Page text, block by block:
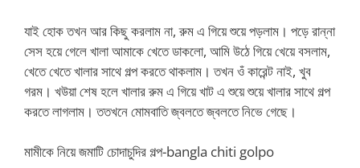
যাই হোক তখন আর কিছু করলাম না, রুম এ গিয়ে শুয়ে পড়লাম। পড়ে রান্না
সেস হয়ে গেলে খালা আমাকে খেতে ডাকলো, আমি উঠে গিয়ে খেয়ে বসলাম,
খেতে খেতে খালার সাথে গল্প করতে থাকলাম। তখন ওঁ কারেন্ট নাই, খুব
গরম। খউয়া শেষ হলে খালার রুম এ গিয়ে খাট এ শুয়ে শুয়ে খালার সাথে গল্প
করতে লাগলাম। ততখনে মোমবাতি জ্বলতে জ্বলতে নিভে গেছে।
মামীকে নিয়ে জমাটি চোদাচুদির গল্প-bangla chiti golpo